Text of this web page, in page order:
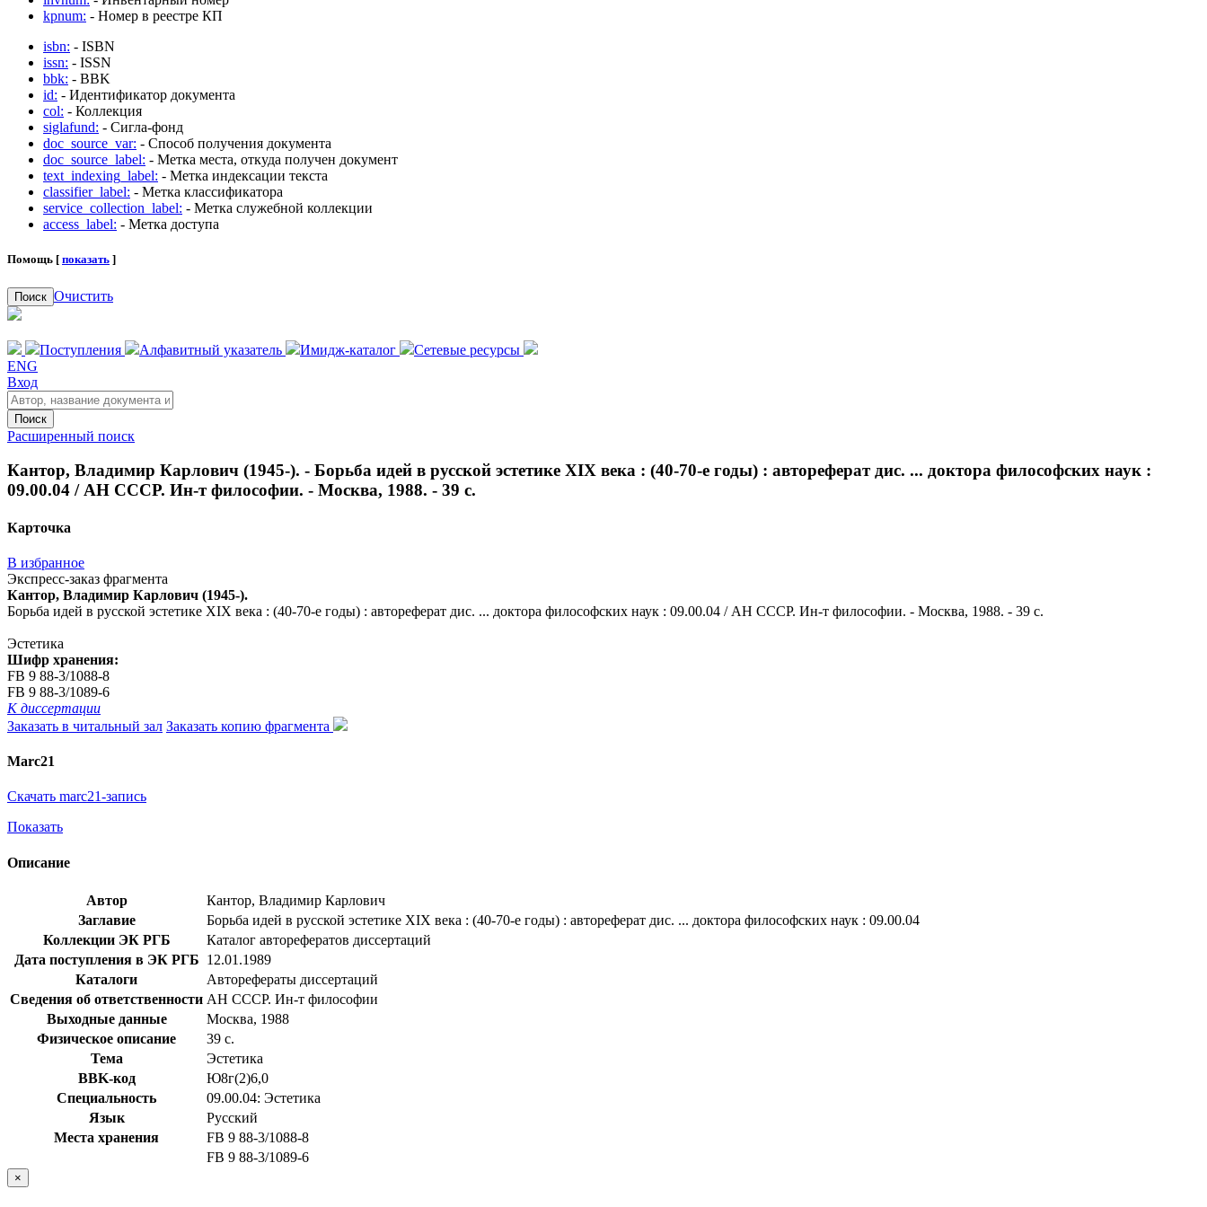
kpnum: - Номер в реестре КП
isbn: - ISBN
issn: - ISSN
bbk: - BBK
id: - Идентификатор документа
col: - Коллекция
siglafund: - Сигла-фонд
doc_source_var: - Способ получения документа
doc_source_label: - Метка места, откуда получен документ
text_indexing_label: - Метка индексации текста
classifier_label: - Метка классификатора
service_collection_label: - Метка служебной коллекции
access_label: - Метка доступа
Помощь [ показать ]
Поиск Очистить
Поступления Алфавитный указатель Имидж-каталог
Сетевые ресурсы
ENG
Вход
Поиск
Расширенный поиск
Кантор, Владимир Карлович (1945-). - Борьба идей в русской эстетике XIX века : (40-70-е годы) : автореферат дис. ... доктора философских наук :
09.00.04 / АН СССР. Ин-т философии. - Москва, 1988. - 39 с.
Карточка
В избранное
Экспресс-заказ фрагмента
Кантор, Владимир Карлович (1945-).
Борьба идей в русской эстетике XIX века : (40-70-е годы) : автореферат дис. ... доктора философских наук : 09.00.04 / АН СССР. Ин-т философии. - Москва, 1988. - 39 с.
Эстетика
Шифр хранения:
FB 9 88-3/1088-8
FB 9 88-3/1089-6
К диссертации
Заказать в читальный зал Заказать копию фрагмента
Marc21
Скачать marc21-запись
Показать
Описание
Автор
Кантор, Владимир Карлович
Заглавие
Борьба идей в русской эстетике XIX века : (40-70-е годы) : автореферат дис. ... доктора философских наук : 09.00.04
Коллекции ЭК РГБ
Каталог авторефератов диссертаций
Дата поступления в ЭК РГБ 12.01.1989
Каталоги
Авторефераты диссертаций
Сведения об ответственности АН СССР. Ин-т философии
Выходные данные
Москва, 1988
Физическое описание
39 с.
Тема
Эстетика
BBK-код
Ю8г(2)6,0
Специальность
09.00.04: Эстетика
Язык
Русский
Места хранения
FB 9 88-3/1088-8
FB 9 88-3/1089-6
×